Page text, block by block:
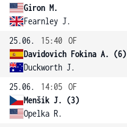
Giron M.
Fearnley J.
25.06.
15:40 OF
Davidovich Fokina A. (6)
Duckworth J.
25.06.
14:05 OF
Menšík J. (3)
Opelka R.